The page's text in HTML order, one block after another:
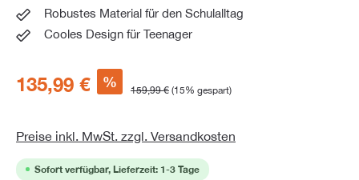
Robustes Material für den Schulalltag
Cooles Design für Teenager
135,99 € % 159,99 € (15% gespart)
Preise inkl. MwSt. zzgl. Versandkosten
Sofort verfügbar, Lieferzeit: 1-3 Tage